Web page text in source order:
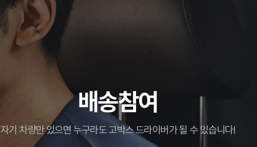
배송참여
자기 차량만 있으면 누구라도 고박스 드라이버가 될 수 있습니다!